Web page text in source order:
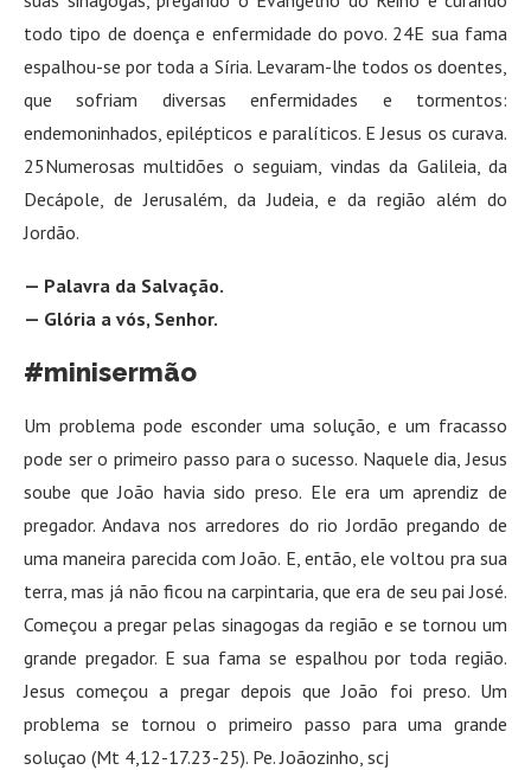
todo tipo de doença e enfermidade do povo. 24E sua fama
espalhou-se por toda a Síria. Levaram-lhe todos os doentes,
que sofriam diversas enfermidades e tormentos:
endemoninhados, epilépticos e paralíticos. E Jesus os curava.
25Numerosas multidões o seguiam, vindas da Galileia, da
Decápole, de Jerusalém, da Judeia, e da região além do
Jordão.
— Palavra da Salvação.
— Glória a vós, Senhor.
#minisermão
Um problema pode esconder uma solução, e um fracasso
pode ser o primeiro passo para o sucesso. Naquele dia, Jesus
soube que João havia sido preso. Ele era um aprendiz de
pregador. Andava nos arredores do rio Jordão pregando de
uma maneira parecida com João. E, então, ele voltou pra sua
terra, mas já não ficou na carpintaria, que era de seu pai José.
Começou a pregar pelas sinagogas da região e se tornou um
grande pregador. E sua fama se espalhou por toda região.
Jesus começou a pregar depois que João foi preso. Um
problema se tornou o primeiro passo para uma grande
soluçao (Mt 4,12-17.23-25). Pe. Joãozinho, scj